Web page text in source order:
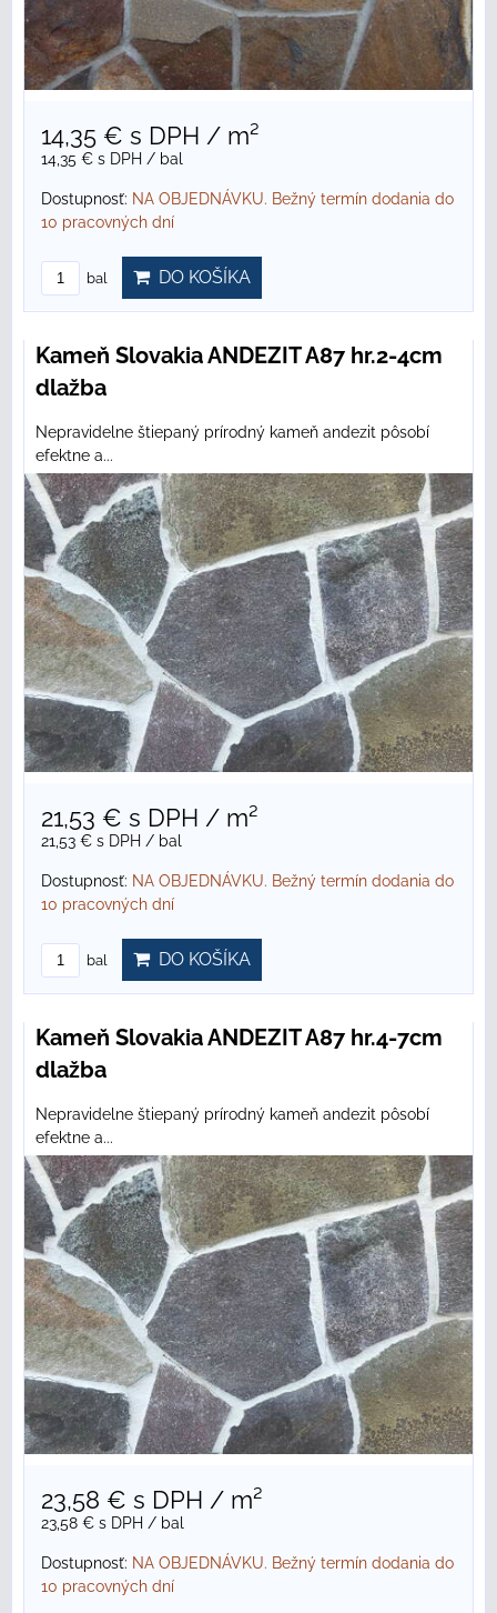
14,35 € s DPH / m²
14,35 € s DPH / bal
Dostupnosť: NA OBJEDNÁVKU. Bežný termín dodania do
10 pracovných dní
bal DO KOŠÍKA
Kameň Slovakia ANDEZIT A87 hr.2-4cm
dlažba
Nepravidelne štiepaný prírodný kameň andezit pôsobí
efektne a...
21,53 € s DPH / m²
21,53 € s DPH / bal
Dostupnosť: NA OBJEDNÁVKU. Bežný termín dodania do
10 pracovných dní
bal DO KOŠÍKA
Kameň Slovakia ANDEZIT A87 hr.4-7cm
dlažba
Nepravidelne štiepaný prírodný kameň andezit pôsobí
efektne a...
23,58 € s DPH / m²
23,58 € s DPH / bal
Dostupnosť: NA OBJEDNÁVKU. Bežný termín dodania do
10 pracovných dní